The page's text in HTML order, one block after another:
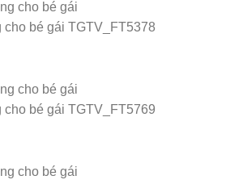
bé gái TGTV_FT5378
bé gái TGTV_FT5769